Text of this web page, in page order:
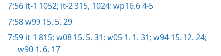
7:56 it-1 1052; it-2 315, 1024; wp16.6 4-5
7:58w99 15. 5. 29
7:59 it-1 815; w08 15. 5. 31; w05 1. 1. 31; w94 15. 12. 24;
w90 1. 6. 17